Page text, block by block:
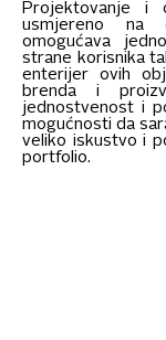
Projektovanje i
usmjereno na
omogućava
strane korisnika
enterijer ovih
brenda i
jednostvenost i
mogućnosti da
veliko iskustvo i
portfolio.